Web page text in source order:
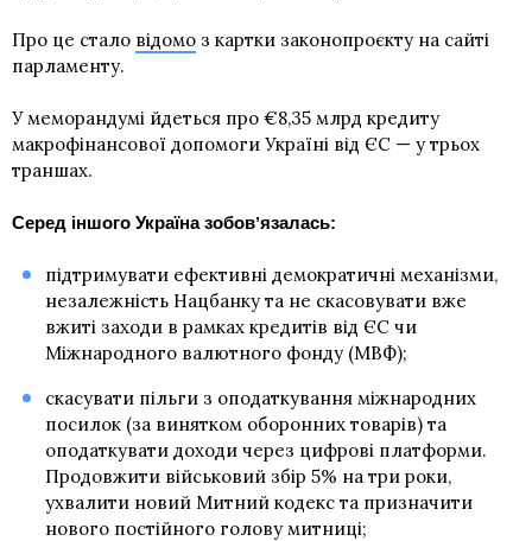
Про це стало відомо з картки законопроєкту на сайті
парламенту.
У меморандумі йдеться про €8,35 млрд кредиту
макрофінансової допомоги Україні від ЄС — у трьох
траншах.
Серед іншого Україна зобовʼязалась:
підтримувати ефективні демократичні механізми,
незалежність Нацбанку та не скасовувати вже
вжиті заходи в рамках кредитів від ЄС чи
Міжнародного валютного фонду (МВФ);
скасувати пільги з оподаткування міжнародних
посилок (за винятком оборонних товарів) та
оподаткувати доходи через цифрові платформи.
Продовжити військовий збір 5% на три роки,
ухвалити новий Митний кодекс та призначити
нового постійного голову митниці;